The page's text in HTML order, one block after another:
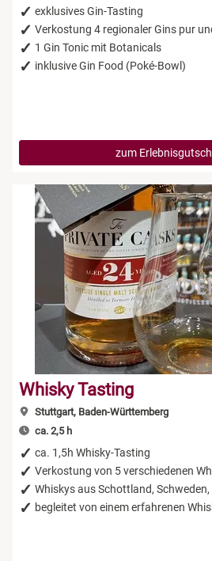
exklusives Gin-Tasting
Verkostung 4 regionaler Gins pur
1 Gin Tonic mit Botanicals
inklusive Gin Food (Poké-Bowl)
zum
Whisky Tasting
Stuttgart, Baden-Württemberg
ca. 2,5 h
ca. 1,5h Whisky-Tasting
Verkostung von 5 verschiedenen
Whiskys aus Schottland,
begleitet von einem erfahrenen